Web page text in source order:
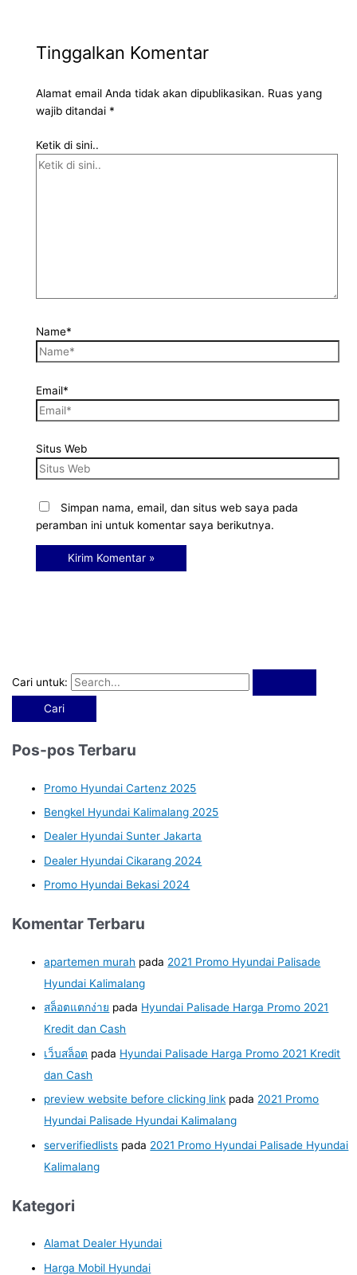
Cari untuk:
Pos-pos Terbaru
Promo Hyundai Cartenz 2025
Bengkel Hyundai Kalimalang 2025
Dealer Hyundai Sunter Jakarta
Dealer Hyundai Cikarang 2024
Promo Hyundai Bekasi 2024
Komentar Terbaru
apartemen murah pada 2021 Promo Hyundai Palisade
Hyundai Kalimalang
สล็อตแตกง่าย pada Hyundai Palisade Harga Promo 2021
Kredit dan Cash
เว็บสล็อต pada Hyundai Palisade Harga Promo 2021 Kredit
dan Cash
preview website before clicking link pada 2021 Promo
Hyundai Palisade Hyundai Kalimalang
serverifiedlists pada 2021 Promo Hyundai Palisade Hyundai
Kalimalang
Kategori
Alamat Dealer Hyundai
Harga Mobil Hyundai
Tinggalkan Komentar
Alamat email Anda tidak akan dipublikasikan. Ruas yang
wajib ditandai *
Ketik di sini..
Name*
Email*
Situs Web
Simpan nama, email, dan situs web saya pada
peramban ini untuk komentar saya berikutnya.